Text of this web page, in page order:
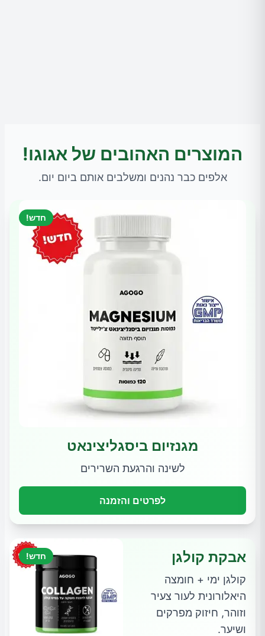
המוצרים האהובים של אגוגו!
אלפים כבר נהנים ומשלבים אותם ביום יום.
חדש!
מגנזיום ביסגליצינאט
לשינה והרגעת השרירים
לפרטים והזמנה
חדש! אבקת קולגן
קולגן ימי + חומצה
היאלורונית לעור צעיר
וזוהר, חיזוק מפרקים
ושיער.